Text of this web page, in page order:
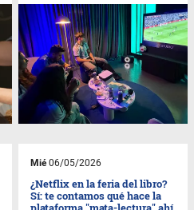
Mié06/05/2026
¿Netflix en la feria del libro?
Sí: te contamos qué hace la